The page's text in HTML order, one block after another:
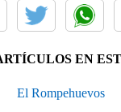
EN
El Rompehuevos